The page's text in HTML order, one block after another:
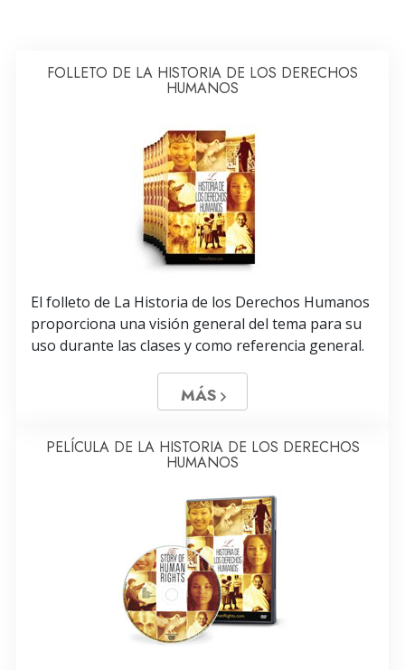
FOLLETO DE LA HISTORIA DE LOS DERECHOS
HUMANOS
El folleto de La Historia de los Derechos Humanos
proporciona una visión general del tema para su
uso durante las clases y como referencia general.
MÁS
PELÍCULA DE LA HISTORIA DE LOS DERECHOS
HUMANOS